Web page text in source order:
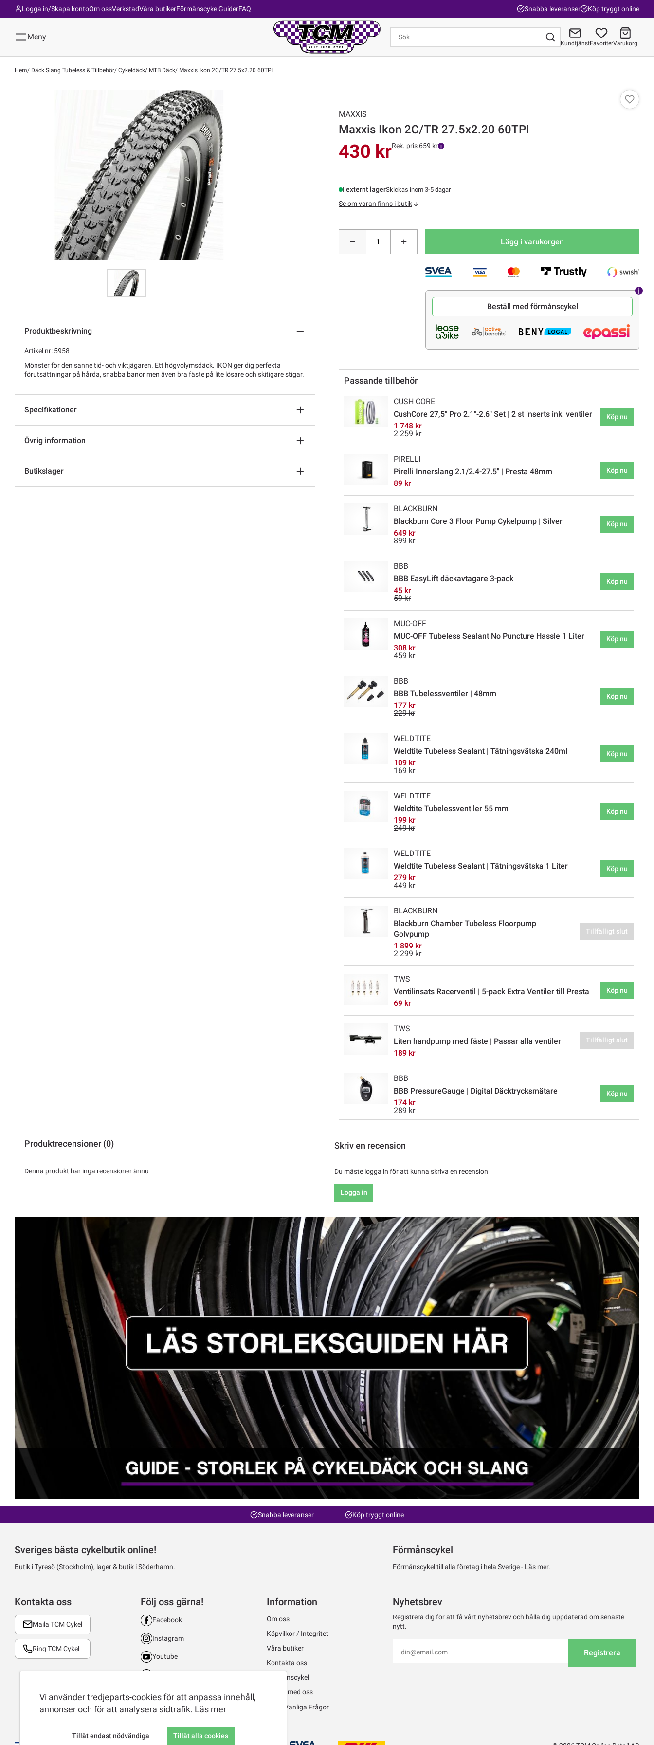
Om ossVerkstadVåra butikerFörmånscykelGuiderFAQ
Logga in/Skapa konto Snabba leveranser Köp tryggt online
Meny
KundtjänstFavoriterVarukorg
Hem Däck Slang Tubeless & Tillbehör Cykeldäck MTB Däck Maxxis Ikon 2C/TR 27.5x2.20 60TPI
Produktbeskrivning
Artikel nr: 5958
Mönster för den sanne tid- och viktjägaren. Ett högvolymsdäck. IKON ger dig perfekta
förutsättningar på hårda, snabba banor men även bra fäste på lite lösare och skitigare stigar.
Specifikationer
Övrig information
Butikslager
MAXXIS
Maxxis Ikon 2C/TR 27.5x2.20 60TPI
430 krRek. pris 659 kr
I externt lagerSkickas inom 3-5 dagar
Se om varan finns i butik
Lägg i varukorgen
Beställ med förmånscykel
Passande tillbehör
CUSH CORE
CushCore 27,5" Pro 2.1"-2.6" Set | 2 st inserts inkl ventiler
1 748 kr
2 259 kr
Köp nu
PIRELLI
Pirelli Innerslang 2.1/2.4-27.5" | Presta 48mm
89 kr
Köp nu
BLACKBURN
Blackburn Core 3 Floor Pump Cykelpump | Silver
649 kr
899 kr
Köp nu
BBB
BBB EasyLift däckavtagare 3-pack
45 kr
59 kr
Köp nu
MUC-OFF
MUC-OFF Tubeless Sealant No Puncture Hassle 1 Liter
308 kr
459 kr
Köp nu
BBB
BBB Tubelessventiler | 48mm
177 kr
229 kr
Köp nu
WELDTITE
Weldtite Tubeless Sealant | Tätningsvätska 240ml
109 kr
169 kr
Köp nu
WELDTITE
Weldtite Tubelessventiler 55 mm
199 kr
249 kr
Köp nu
WELDTITE
Weldtite Tubeless Sealant | Tätningsvätska 1 Liter
279 kr
449 kr
Köp nu
BLACKBURN
Blackburn Chamber Tubeless Floorpump
Golvpump
1 899 kr
2 299 kr
Tillfälligt slut
TWS
Ventilinsats Racerventil | 5-pack Extra Ventiler till Presta
69 kr
Köp nu
TWS
Liten handpump med fäste | Passar alla ventiler
189 kr
Tillfälligt slut
BBB
BBB PressureGauge | Digital Däcktrycksmätare
174 kr
289 kr
Köp nu
Produktrecensioner (0)
Denna produkt har inga recensioner ännu
Skriv en recension
Du måste logga in för att kunna skriva en recension
Logga in
Snabba leveranser Köp tryggt online
Sveriges bästa cykelbutik online!
Butik i Tyresö (Stockholm), lager & butik i Söderhamn.
Förmånscykel
Förmånscykel till alla företag i hela Sverige - Läs mer.
Kontakta oss
Maila TCM Cykel
Ring TCM Cykel
Följ oss gärna!
Facebook
Instagram
Youtube
TikTok
Information
Om oss
Köpvilkor / Integritet
Våra butiker
Kontakta oss
Förmånscykel
Jobba med oss
FAQ - Vanliga Frågor
Nyhetsbrev
Registrera dig för att få vårt nyhetsbrev och hålla dig uppdaterad om senaste
nytt.
Registrera
Vi använder tredjeparts-cookies för att anpassa innehåll,
annonser och för att analysera sidtrafik. Läs mer
Tillåt endast nödvändiga Tillåt alla cookies